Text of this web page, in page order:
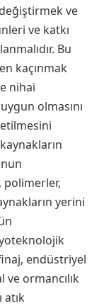
ve
ve katkı
Bu
kaçınmak
nihai
olmasını
polimerler,
yerini
endüstriyel
ormancılık
atık